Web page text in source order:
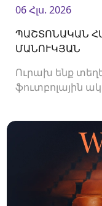
06 Հլս. 2026
ՊԱՇՏՈՆԱԿԱՆ
ՄԱՆՈՒԿՅԱՆ
Ուրախ ենք
ֆուտբոլային